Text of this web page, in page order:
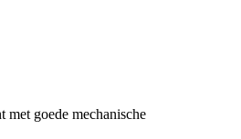
goede mechanische